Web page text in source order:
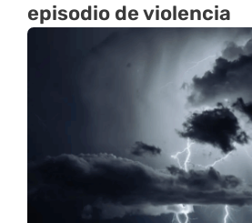
episodio de violencia